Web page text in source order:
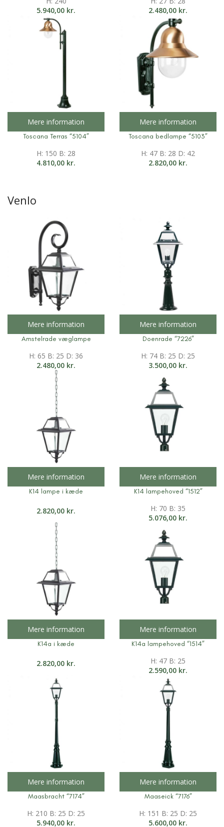
5.940,00 kr.
2.480,00 kr.
Mere information
Toscana Terras “5104”
H: 150 B: 28
4.810,00 kr.
Mere information
Toscana bedlampe “5103”
H: 47 B: 28 D: 42
2.820,00 kr.
Venlo
Mere information
Amstelrade væglampe
H: 65 B: 25 D: 36
2.480,00 kr.
Mere information
Doenrade “7226”
H: 74 B: 25 D: 25
3.500,00 kr.
Mere information
K14 lampe i kæde
2.820,00 kr.
Mere information
K14 lampehoved “1512”
H: 70 B: 35
5.076,00 kr.
Mere information
K14a i kæde
2.820,00 kr.
Mere information
K14a lampehoved “1514”
H: 47 B: 25
2.590,00 kr.
Mere information
Maasbracht “7174”
H: 210 B: 25 D: 25
5.940,00 kr.
Mere information
Maaseick “7176”
H: 151 B: 25 D: 25
5.600,00 kr.